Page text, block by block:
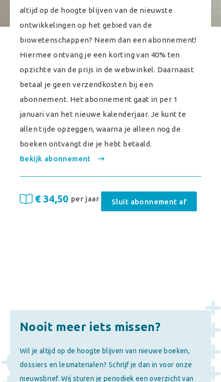
altijd op de hoogte blijven van de nieuwste
ontwikkelingen op het gebied van de
biowetenschappen? Neem dan een abonnement!
Hiermee ontvang je een korting van 40% ten
opzichte van de prijs in de webwinkel. Daarnaast
betaal je geen verzendkosten bij een
abonnement. Het abonnement gaat in per 1
januari van het nieuwe kalenderjaar. Je kunt te
allen tijde opzeggen, waarna je alleen nog de
boeken ontvangt die je hebt betaald.
Bekijk abonnement
€ 34,50 per jaar Sluit abonnement af
Nooit meer iets missen?
Wil je altijd op de hoogte blijven van nieuwe boeken,
dossiers en lesmaterialen? Schrijf je dan in voor onze
nieuwsbrief. Wij sturen je periodiek een overzicht van